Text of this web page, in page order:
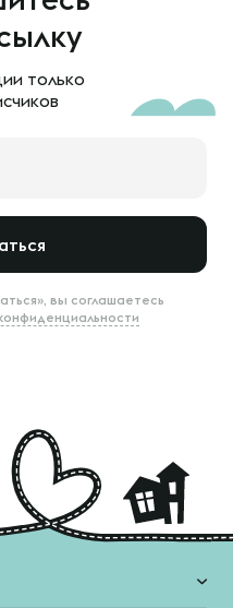
только
вы соглашаетесь